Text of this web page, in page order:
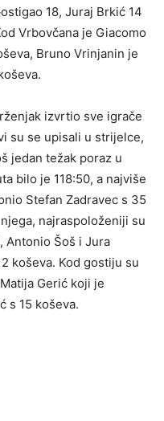
18, Juraj Brkić 14
Vrbovčana je Giacomo
Bruno Vrinjanin je
izvrtio sve igrače
su se upisali u strijelce,
jedan težak poraz u
bilo je 118:50, a najviše
Stefan Zadravec s 35
najraspoloženiji su
Antonio Šoš i Jura
koševa. Kod gostiju su
Gerić koji je
s 15 koševa.